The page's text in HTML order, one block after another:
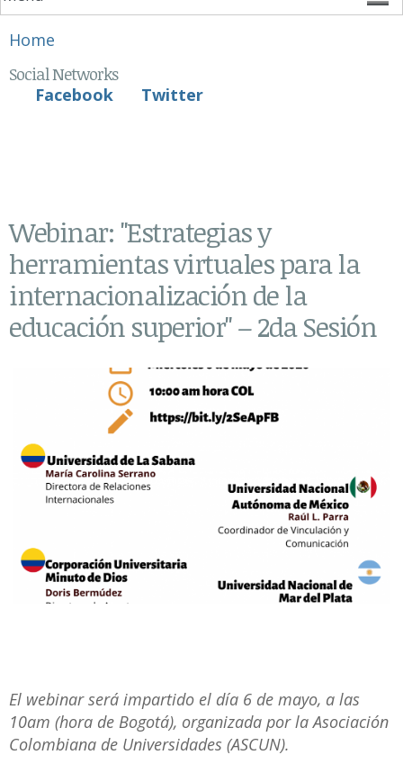
You are here
Home
Social Networks
Facebook
Twitter
Webinar: "Estrategias y
herramientas virtuales para la
internacionalización de la
educación superior" – 2da Sesión
El webinar será impartido el día 6 de mayo, a las
10am (hora de Bogotá), organizada por la Asociación
Colombiana de Universidades (ASCUN).